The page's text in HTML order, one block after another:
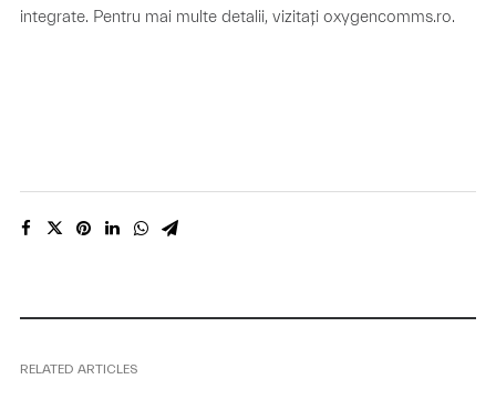
integrate. Pentru mai multe detalii, vizitați oxygencomms.ro.
RELATED ARTICLES